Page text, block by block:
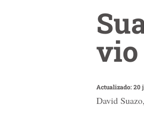
vio
Actualizado: 20
David